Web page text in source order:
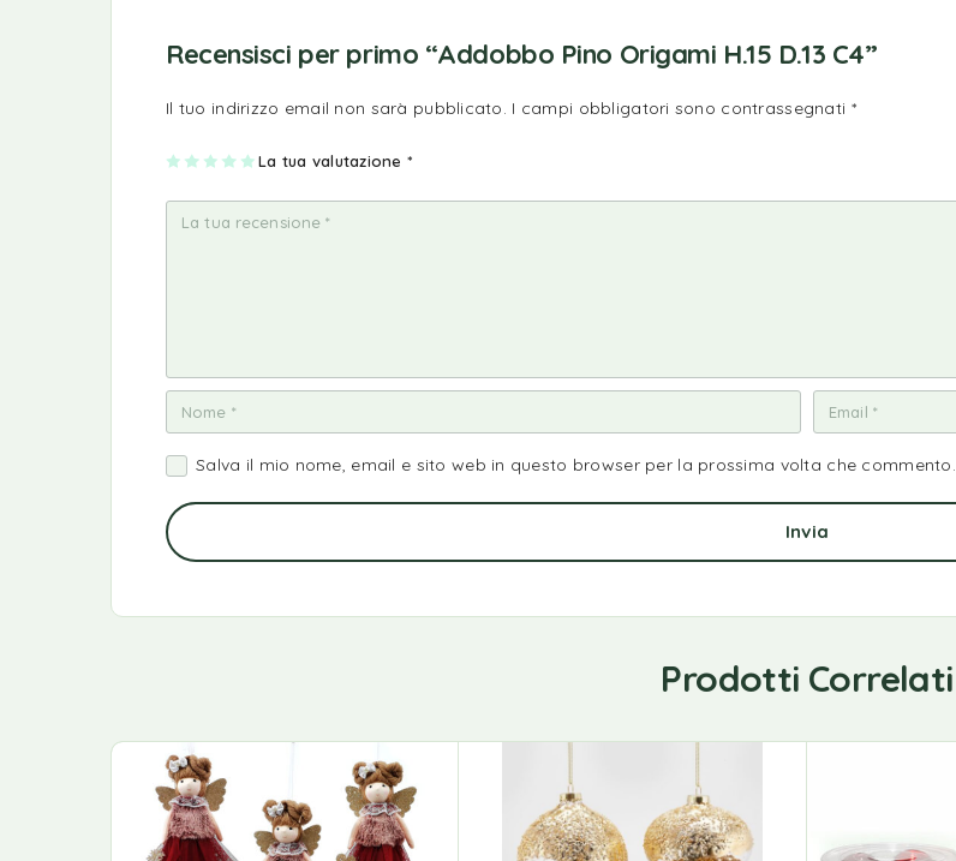
Recensisci per primo “Addobbo Pino Origami H.15 D.13 C4”
Il tuo indirizzo email non sarà pubblicato. I campi obbligatori sono contrassegnati *
La tua valutazione *
1
a
2
e
su
5
3
e
su
5
4
e
su
5
5
e
su
5
Salva il mio nome, email e sito web in questo browser per la prossima volta che commento.
Prodotti Correlati